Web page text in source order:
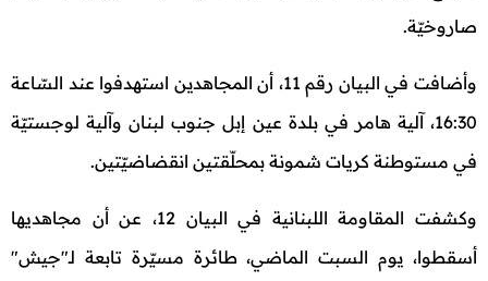
صاروخيّة.
وأضافت في البيان رقم 11، أن المجاهدين استهدفوا عند السّاعة
16:30، آلية هامر في بلدة عين إبل جنوب لبنان وآلية لوجستيّة
في مستوطنة كريات شمونة بمحلّقتين انقضاضيّتين.
وكشفت المقاومة اللبنانية في البيان 12، عن أن مجاهديها
أسقطوا، يوم السبت الماضي، طائرة مسيّرة تابعة لـ"جيش"